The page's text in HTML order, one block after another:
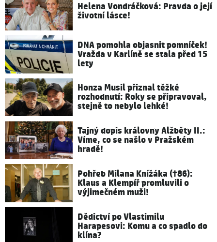
Helena Vondráčková: Pravda o její
životní lásce!
DNA pomohla objasnit pomníček!
Vražda v Karlíně se stala před 15
lety
Honza Musil přiznal těžké
rozhodnutí: Roky se připravoval,
stejně to nebylo lehké!
Tajný dopis královny Alžběty II.:
Víme, co se našlo v Pražském
hradě!
Pohřeb Milana Knížáka (†86):
Klaus a Klempíř promluvili o
výjimečném muži!
Dědictví po Vlastimilu
Harapesovi: Komu a co spadlo do
klína?